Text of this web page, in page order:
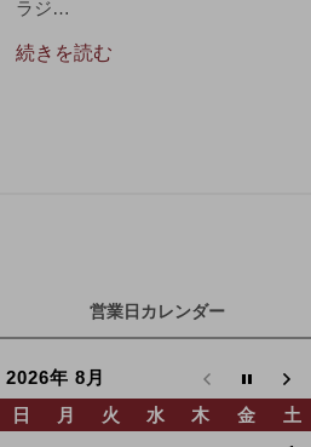
ラジ…
続きを読む
営業日カレンダー
2026年 8月
日
月 火 水 木 金
土